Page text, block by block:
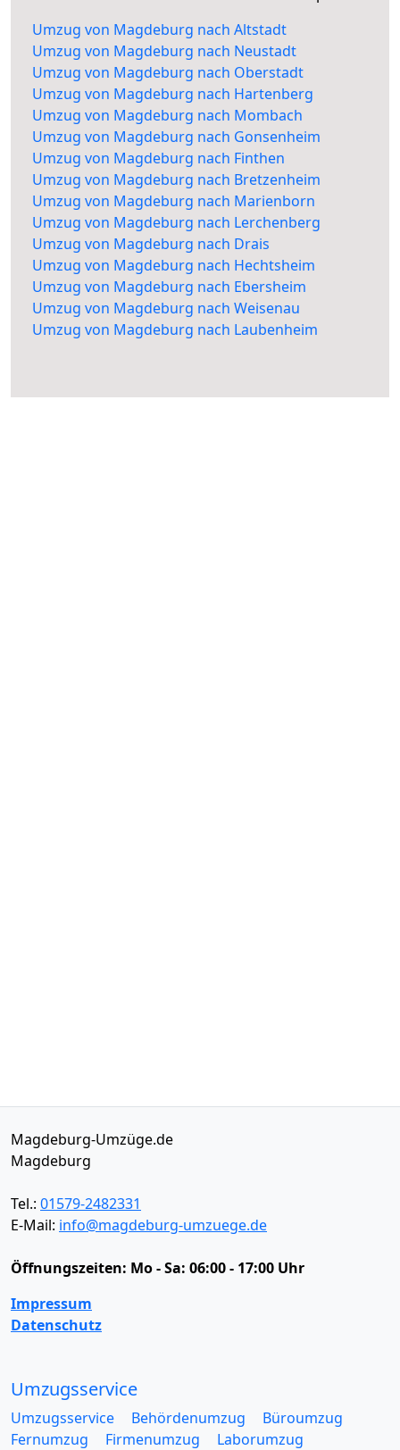
Umzug von Magdeburg nach Altstadt
Umzug von Magdeburg nach Neustadt
Umzug von Magdeburg nach Oberstadt
Umzug von Magdeburg nach Hartenberg
Umzug von Magdeburg nach Mombach
Umzug von Magdeburg nach Gonsenheim
Umzug von Magdeburg nach Finthen
Umzug von Magdeburg nach Bretzenheim
Umzug von Magdeburg nach Marienborn
Umzug von Magdeburg nach Lerchenberg
Umzug von Magdeburg nach Drais
Umzug von Magdeburg nach Hechtsheim
Umzug von Magdeburg nach Ebersheim
Umzug von Magdeburg nach Weisenau
Umzug von Magdeburg nach Laubenheim
Magdeburg-Umzüge.de
Magdeburg
Tel.: 01579-2482331
E-Mail: info@magdeburg-umzuege.de
Öffnungszeiten: Mo - Sa: 06:00 - 17:00 Uhr
Impressum
Datenschutz
Umzugsservice
Umzugsservice Behördenumzug
Büroumzug
Fernumzug
Firmenumzug
Laborumzug